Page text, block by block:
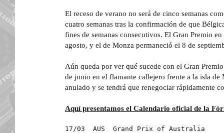
El receso de verano no será de cinco semanas
cuatro semanas tras la confirmación de que
fines de semanas consecutivos. El Gran Premio
agosto, y el de Monza permaneció el 8 de
Aún queda por ver qué sucede con el Gran
de junio en el flamante callejero frente a la isla de
anulado y se tendrá que renegociar rápidamente
Aquí presentamos el Calendario oficial de la
17/03  AUS  Grand Prix of Australia